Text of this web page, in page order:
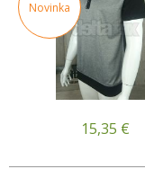
Novinka
15,35 €